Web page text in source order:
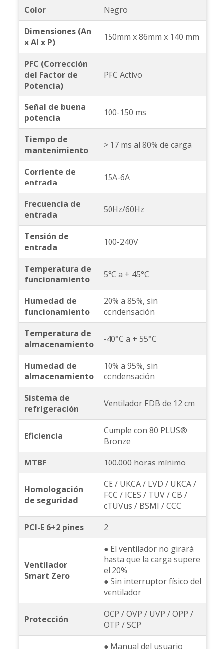
Color
Negro
Dimensiones (An
x Al x P)
150mm x 86mm x 140 mm
PFC (Corrección
del Factor de
Potencia)
PFC Activo
Señal de buena
potencia
100-150 ms
Tiempo de
mantenimiento
> 17 ms al 80% de carga
Corriente de
entrada
15A-6A
Frecuencia de
entrada
50Hz/60Hz
Tensión de
entrada
100-240V
Temperatura de
funcionamiento
5°C a + 45°C
Humedad de
funcionamiento
20% a 85%, sin
condensación
Temperatura de
almacenamiento
-40°C a + 55°C
Humedad de
almacenamiento
10% a 95%, sin
condensación
Sistema de
refrigeración
Ventilador FDB de 12 cm
Eficiencia
Cumple con 80 PLUS®
Bronze
MTBF
100.000 horas mínimo
Homologación
de seguridad
CE / UKCA / LVD / UKCA /
FCC / ICES / TUV / CB /
cTUVus / BSMI / CCC
PCI-E 6+2 pines
2
Ventilador
Smart Zero
● El ventilador no girará
hasta que la carga supere
el 20%
● Sin interruptor físico del
ventilador
Protección
OCP / OVP / UVP / OPP /
OTP / SCP
● Manual del usuario